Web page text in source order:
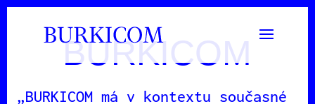
BURKICOM
„BURKICOM má v kontextu současné